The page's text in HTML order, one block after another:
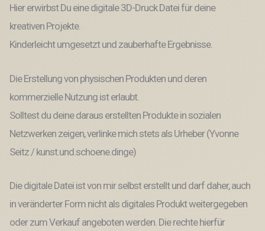
Hier erwirbst Du eine digitale 3D-Druck Datei für deine
kreativen Projekte.
Kinderleicht umgesetzt und zauberhafte Ergebnisse.
Die Erstellung von physischen Produkten und deren
kommerzielle Nutzung ist erlaubt.
Solltest du deine daraus erstellten Produkte in sozialen
Netzwerken zeigen, verlinke mich stets als Urheber (Yvonne
Seitz / kunst.und.schoene.dinge)
Die digitale Datei ist von mir selbst erstellt und darf daher, auch
in veränderter Form nicht als digitales Produkt weitergegeben
oder zum Verkauf angeboten werden. Die rechte hierfür